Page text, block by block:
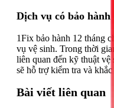
Dịch vụ có bảo hành
1Fix bảo hành 12 tháng
vụ vệ sinh. Trong thời
liên quan đến kỹ thuật
sẽ hỗ trợ kiểm tra và
Bài viết liên quan